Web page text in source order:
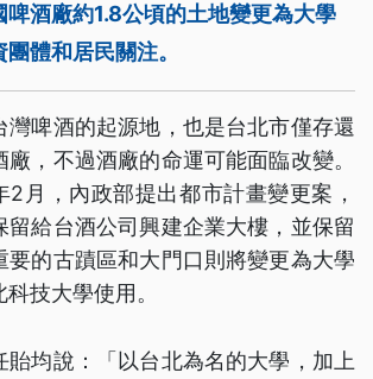
啤酒廠約1.8公頃的土地變更為大學
體和居民關注。
灣啤酒的起源地，也是台北市僅存還
，不過酒廠的命運可能面臨改變。
月，內政部提出都市計畫變更案，
留給台酒公司興建企業大樓，並保留
要的古蹟區和大門口則將變更為大學
技大學使用。
貽均說：「以台北為名的大學，加上